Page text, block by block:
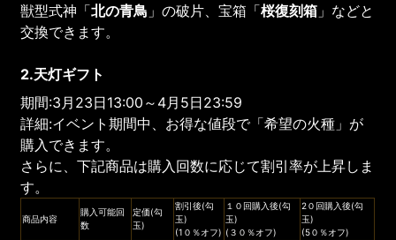
獣型式神「北の青鳥 」の破片、宝箱「桜復刻箱 」などと
交換できます。
2.天灯ギフト
期間:3月23日13:00～4月5日23:59
詳細:イベント期間中、お得な値段で「希望の火種」が
購入できます。
さらに、下記商品は購入回数に応じて割引率が上昇しま
す。
商品内容
購入可能回
数
定価(勾
玉)
割引後(勾
玉)
(1０％オフ)
１０回購入後(勾
玉)
(３０％オフ)
2０回購入後(勾
玉)
(5０％オフ)